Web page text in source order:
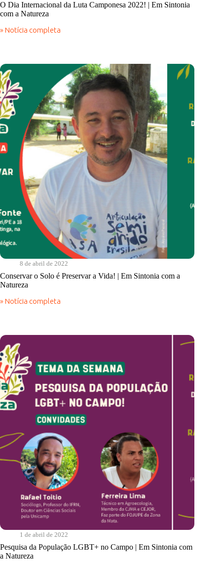
O Dia Internacional da Luta Camponesa 2022! | Em Sintonia
com a Natureza
» Notícia completa
O
Luta
Camponesa
2022!
|
Em
Sintonia
com
a
Natureza
8 de abril de 2022
Conservar o Solo é Preservar a Vida! | Em Sintonia com a
Natureza
» Notícia completa
Conservar
Preservar
Vida!
|
Em
Sintonia
com
a
Natureza
1 de abril de 2022
Pesquisa da População LGBT+ no Campo | Em Sintonia com
a Natureza